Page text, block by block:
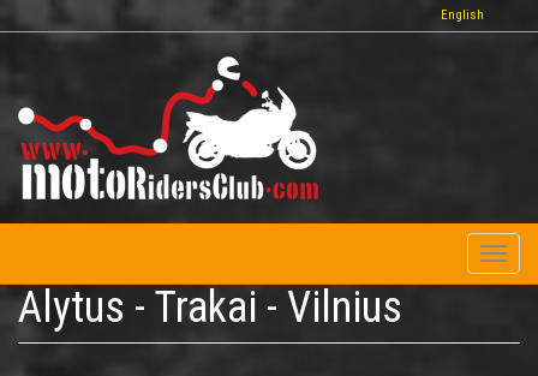
Παράκαμψη
προς
περιεχόμενο
English
Alytus - Trakai - Vilnius